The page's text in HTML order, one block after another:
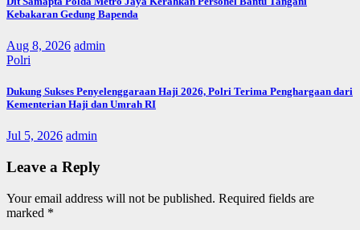
Kebakaran Gedung Bapenda
Aug 8, 2026 admin
Polri
Dukung Sukses Penyelenggaraan Haji 2026, Polri Terima Penghargaan dari
Kementerian Haji dan Umrah RI
Jul 5, 2026 admin
Leave a Reply
Your email address will not be published. Required fields are
marked *